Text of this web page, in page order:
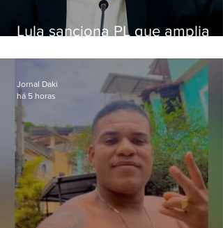
Lula sanciona PL que amplia
crianças
Jornal Daki
há 5 horas